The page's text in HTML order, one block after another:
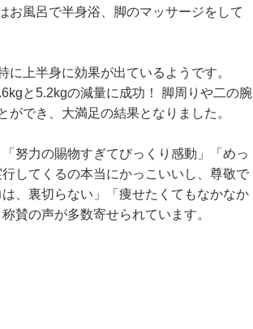
お風呂で半身浴、脚のマッサージをして
上半身に効果が出ているようです。
と5.2kgの減量に成功！ 脚周りや二の腕
でき、大満足の結果となりました。
努力の賜物すぎてびっくり感動」「めっ
してくるの本当にかっこいいし、尊敬で
、裏切らない」「痩せたくてもなかなか
賛の声が多数寄せられています。